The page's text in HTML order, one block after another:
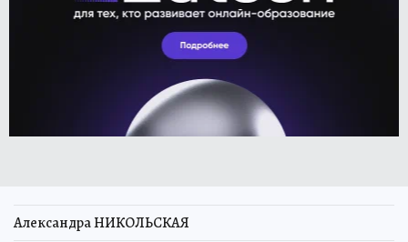
Александра НИКОЛЬСКАЯ